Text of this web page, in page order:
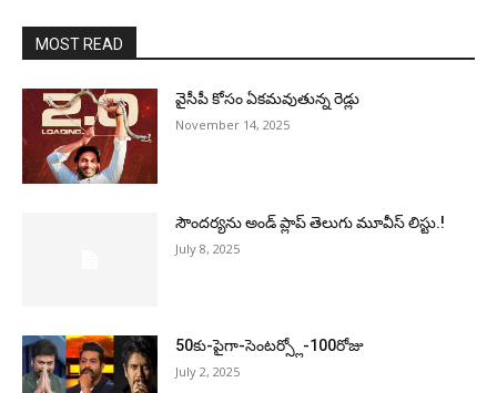
MOST READ
వైసీపీ కోసం ఏక‌మ‌వుతున్న రెడ్లు
November 14, 2025
సౌందర్యను అండ్‌ ప్లాప్‌ తెలుగు మూవీస్‌ లిస్టు.!
July 8, 2025
50కు-పైగా-సెంటర్స్లో-100రోజు
July 2, 2025